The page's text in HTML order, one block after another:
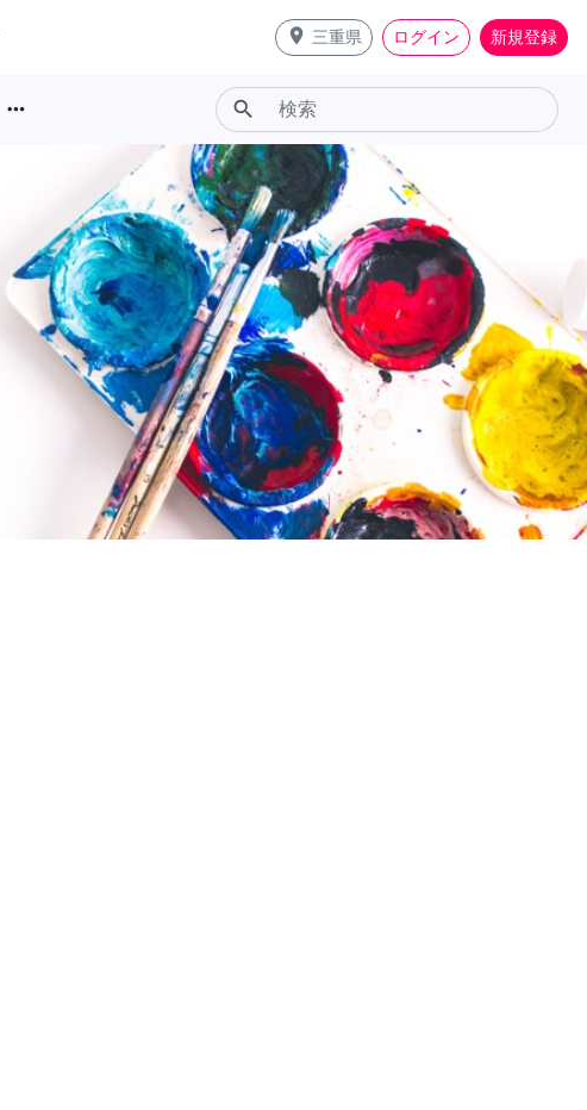
place 三重県 ログイン 新規登録
more_horiz search